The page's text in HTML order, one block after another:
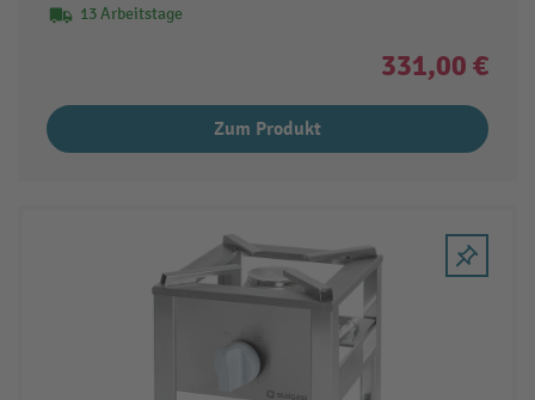
13 Arbeitstage
331,00 €
Zum Produkt